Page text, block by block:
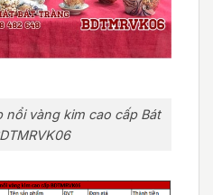
nổi vàng kim cao cấp Bát